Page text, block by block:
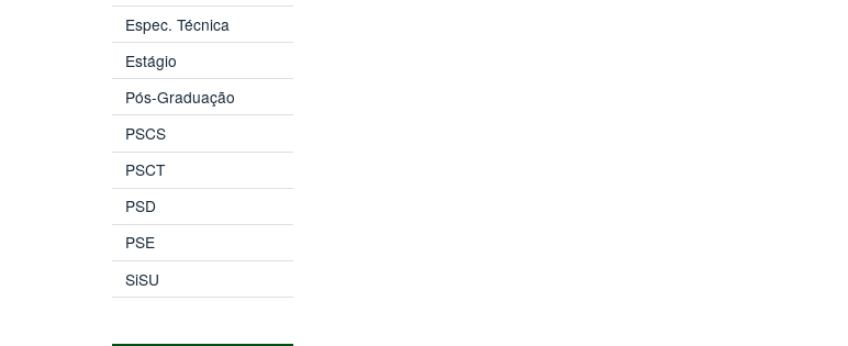
Espec. Técnica
Estágio
Pós-Graduação
PSCS
PSCT
PSD
PSE
SiSU